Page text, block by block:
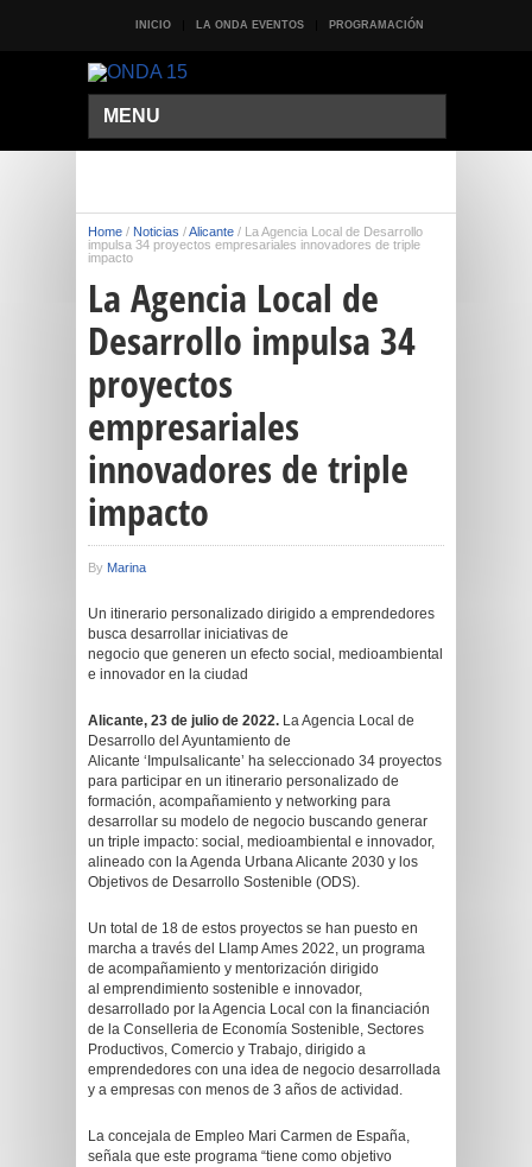
INICIO LA ONDA EVENTOS PROGRAMACIÓN
MENU
Home / Noticias /Alicante / La Agencia Local de Desarrollo
impulsa 34 proyectos empresariales innovadores de triple
impacto
La Agencia Local de
Desarrollo impulsa 34
proyectos
empresariales
innovadores de triple
impacto
By Marina
Un itinerario personalizado dirigido a emprendedores
busca desarrollar iniciativas de
negocio que generen un efecto social, medioambiental
e innovador en la ciudad
Alicante, 23 de julio de 2022. La Agencia Local de
Desarrollo del Ayuntamiento de
Alicante ‘Impulsalicante’ ha seleccionado 34 proyectos
para participar en un itinerario personalizado de
formación, acompañamiento y networking para
desarrollar su modelo de negocio buscando generar
un triple impacto: social, medioambiental e innovador,
alineado con la Agenda Urbana Alicante 2030 y los
Objetivos de Desarrollo Sostenible (ODS).
Un total de 18 de estos proyectos se han puesto en
marcha a través del Llamp Ames 2022, un programa
de acompañamiento y mentorización dirigido
al emprendimiento sostenible e innovador,
desarrollado por la Agencia Local con la financiación
de la Conselleria de Economía Sostenible, Sectores
Productivos, Comercio y Trabajo, dirigido a
emprendedores con una idea de negocio desarrollada
y a empresas con menos de 3 años de actividad.
La concejala de Empleo Mari Carmen de España,
señala que este programa “tiene como objetivo